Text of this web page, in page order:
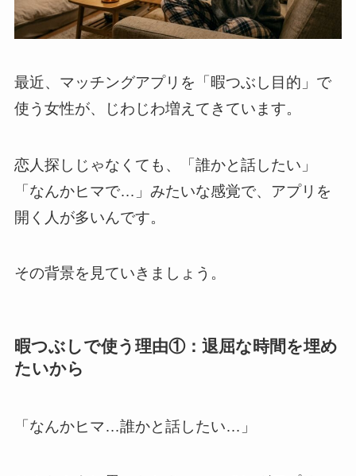
最近、マッチングアプリを「暇つぶし目的」で
使う女性が、じわじわ増えてきています。
恋人探しじゃなくても、「誰かと話したい」
「なんかヒマで…」みたいな感覚で、アプリを
開く人が多いんです。
その背景を見ていきましょう。
暇つぶしで使う理由①：退屈な時間を埋め
たいから
「なんかヒマ…誰かと話したい…」